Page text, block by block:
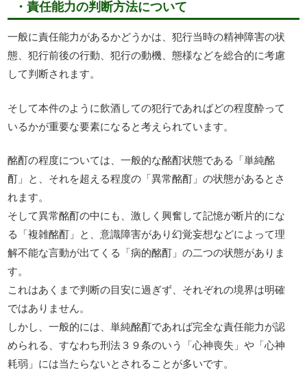
・責任能力の判断方法について
一般に責任能力があるかどうかは、犯行当時の精神障害の状
態、犯行前後の行動、犯行の動機、態様などを総合的に考慮
して判断されます。
そして本件のように飲酒しての犯行であればどの程度酔って
いるかが重要な要素になると考えられています。
酩酊の程度については、一般的な酩酊状態である「単純酩
酊」と、それを超える程度の「異常酩酊」の状態があるとさ
れます。
そして異常酩酊の中にも、激しく興奮して記憶が断片的にな
る「複雑酩酊」と、意識障害があり幻覚妄想などによって理
解不能な言動が出てくる「病的酩酊」の二つの状態がありま
す。
これはあくまで判断の目安に過ぎず、それぞれの境界は明確
ではありません。
しかし、一般的には、単純酩酊であれば完全な責任能力が認
められる、すなわち刑法３９条のいう「心神喪失」や「心神
耗弱」には当たらないとされることが多いです。